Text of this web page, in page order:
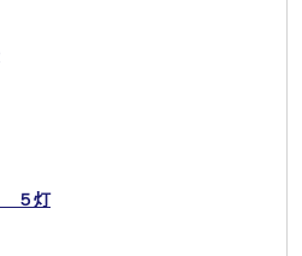
５灯